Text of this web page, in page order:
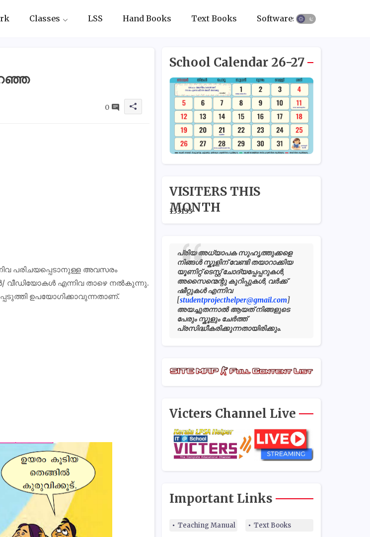
Classes LSS Hand Books Text Books Softwares
0
പരിചയപ്പെടാനുള്ള അവസരം
വീഡിയോകൾ എന്നിവ താഴെ നൽകുന്നു.
ഉപയോഗിക്കാവുന്നതാണ്.
School Calendar 26-27
VISITERS THIS
MONTH
133133
പ്രിയ അധ്യാപക സുഹൃത്തുക്കളെ
നിങ്ങൾ സ്കൂളിന് വേണ്ടി തയാറാക്കിയ
യൂണിറ്റ് ടെസ്റ്റ് ചോദ്യപ്പേപ്പറുകൾ,
അസൈന്മെന്റു കുറിപ്പുകൾ, വർക്ക്
ഷീറ്റുകൾ എന്നിവ
[studentprojecthelper@gmail.com]
അയച്ചുതന്നാൽ ആയത് നിങ്ങളുടെ
പേരും സ്കൂളും ചേർത്ത്
പ്രസിദ്ധീകരിക്കുന്നതായിരിക്കും.
Victers Channel Live
Important Links
Teaching Manual Text Books